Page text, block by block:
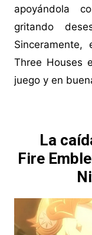
apoyándola
gritando
Three Houses
juego y en
La
Fire